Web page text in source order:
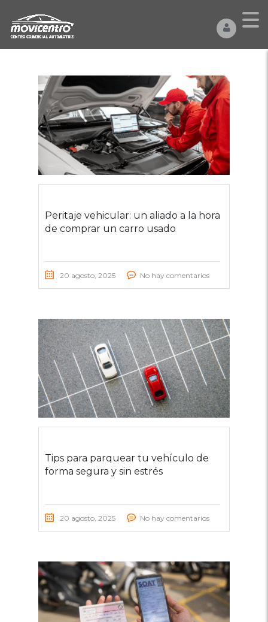
Peritaje vehicular: un aliado a la hora
de comprar un carro usado
20 agosto, 2025 No hay comentarios
Tips para parquear tu vehículo de
forma segura y sin estrés
20 agosto, 2025 No hay comentarios